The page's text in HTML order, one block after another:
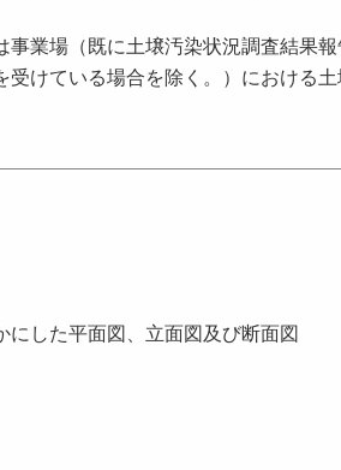
事業場（既に土壌汚染状況調査結果
けている場合を除く。）における
した平面図、立面図及び断面図